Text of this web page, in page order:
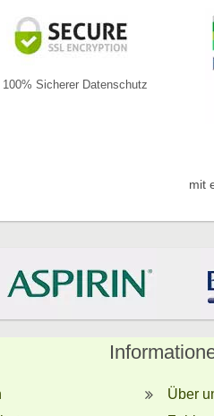
100% Sicherer Datenschutz
mit
Über